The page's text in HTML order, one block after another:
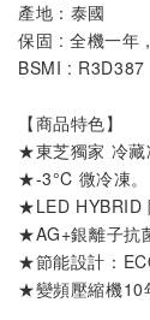
產地：泰國
保固 : 全機一年
BSMI : R3D387
【商品特色】
★東芝獨家 冷藏
★-3°C 微冷凍。
★LED HYBRID
★AG+銀離子抗
★節能設計：
★變頻壓縮機10